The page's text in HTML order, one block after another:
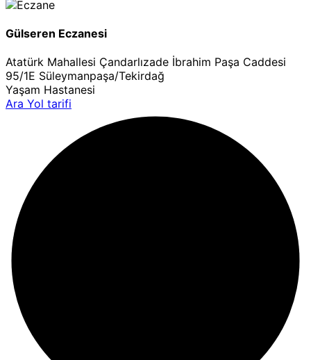
Gülseren Eczanesi
Atatürk Mahallesi Çandarlızade İbrahim Paşa Caddesi
95/1E Süleymanpaşa/Tekirdağ
Yaşam Hastanesi
Ara Yol tarifi